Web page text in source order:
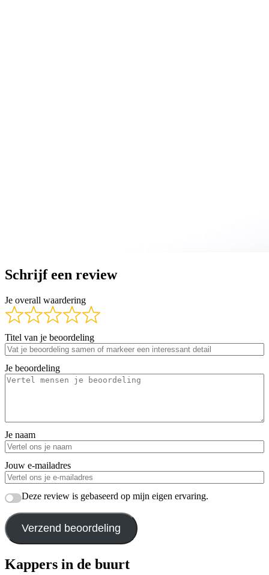
Schrijf een review
Je overall waardering
Titel van je beoordeling
Je beoordeling
Je naam
Jouw e-mailadres
Deze review is gebaseerd op mijn eigen ervaring.
Verzend beoordeling
Kappers in de buurt